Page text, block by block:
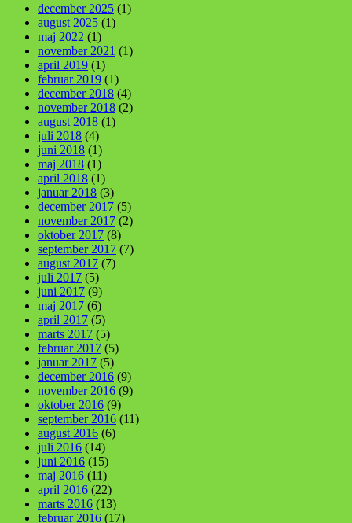
december 2025 (1)
august 2025 (1)
maj 2022 (1)
november 2021 (1)
april 2019 (1)
februar 2019 (1)
december 2018 (4)
november 2018 (2)
august 2018 (1)
juli 2018 (4)
juni 2018 (1)
maj 2018 (1)
april 2018 (1)
januar 2018 (3)
december 2017 (5)
november 2017 (2)
oktober 2017 (8)
september 2017 (7)
august 2017 (7)
juli 2017 (5)
juni 2017 (9)
maj 2017 (6)
april 2017 (5)
marts 2017 (5)
februar 2017 (5)
januar 2017 (5)
december 2016 (9)
november 2016 (9)
oktober 2016 (9)
september 2016 (11)
august 2016 (6)
juli 2016 (14)
juni 2016 (15)
maj 2016 (11)
april 2016 (22)
marts 2016 (13)
februar 2016 (17)